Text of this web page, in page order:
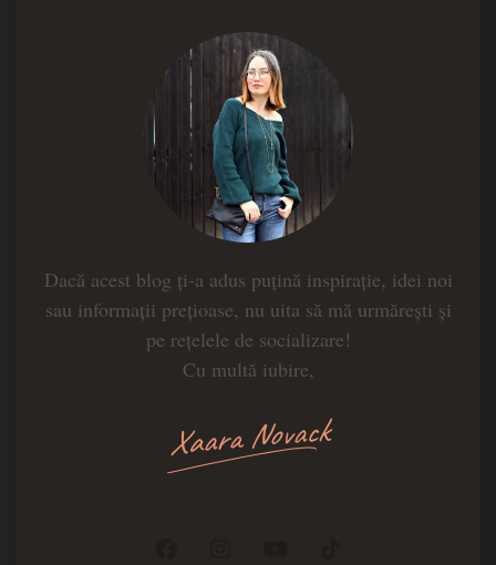
Dacă acest blog ți-a adus puțină inspirație, idei noi
sau informații prețioase, nu uita să mă urmărești și
pe rețelele de socializare!
Cu multă iubire,
Xaara Novack